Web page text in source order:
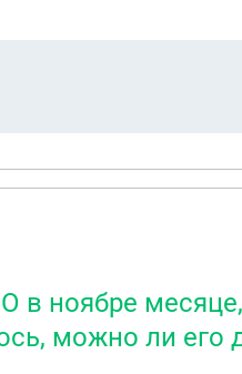
я знаю, органы
в ноябре
можно ли его